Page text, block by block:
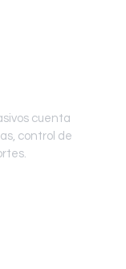
cuenta
control de